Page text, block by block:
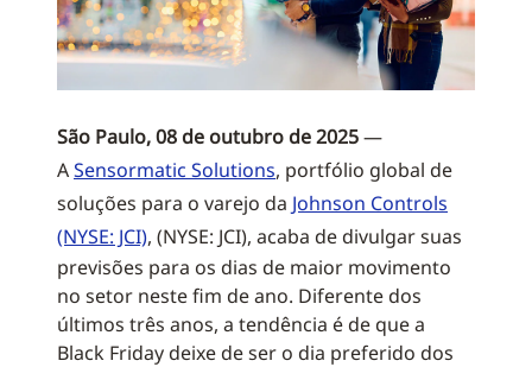
São Paulo, 08 de outubro de 2025—
ASensormatic Solutions, portfólio global de
soluções para o varejo da Johnson Controls
(NYSE: JCI), (NYSE: JCI), acaba de divulgar suas
previsões para os dias de maior movimento
no setor neste fim de ano. Diferente dos
últimos três anos, a tendência é de que a
Black Friday deixe de ser o dia preferido dos